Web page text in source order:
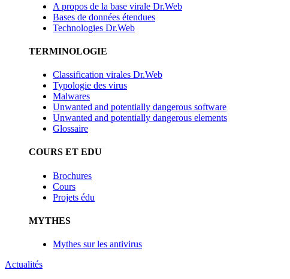
A propos de la base virale Dr.Web
Bases de données étendues
Technologies Dr.Web
TERMINOLOGIE
Classification virales Dr.Web
Typologie des virus
Malwares
Unwanted and potentially dangerous software
Unwanted and potentially dangerous elements
Glossaire
COURS ET EDU
Brochures
Cours
Projets édu
MYTHES
Mythes sur les antivirus
Actualités